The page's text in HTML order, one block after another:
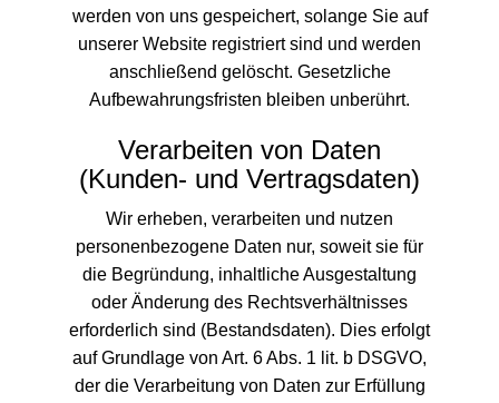
werden von uns gespeichert, solange Sie auf
unserer Website registriert sind und werden
anschließend gelöscht. Gesetzliche
Aufbewahrungsfristen bleiben unberührt.
Verarbeiten von Daten
(Kunden- und Vertragsdaten)
Wir erheben, verarbeiten und nutzen
personenbezogene Daten nur, soweit sie für
die Begründung, inhaltliche Ausgestaltung
oder Änderung des Rechtsverhältnisses
erforderlich sind (Bestandsdaten). Dies erfolgt
auf Grundlage von Art. 6 Abs. 1 lit. b DSGVO,
der die Verarbeitung von Daten zur Erfüllung